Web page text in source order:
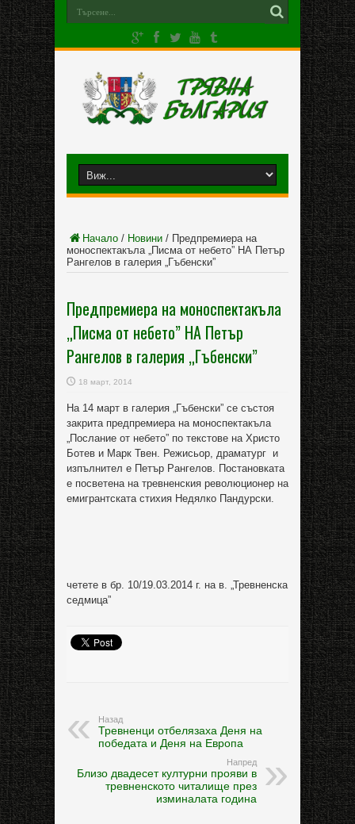
Начало / Новини / Предпремиера на
моноспектакъла „Писма от небето” НА Петър
Рангелов в галерия „Гъбенски”
Предпремиера на моноспектакъла
„Писма от небето” НА Петър
Рангелов в галерия „Гъбенски”
18 март, 2014
На 14 март в галерия „Гъбенски” се състоя
закрита предпремиера на моноспектакъла
„Послание от небето” по текстове на Христо
Ботев и Марк Твен. Режисьор, драматург и
изпълнител е Петър Рангелов. Постановката
е посветена на тревненския революционер на
емигрантската стихия Недялко Пандурски.
четете в бр. 10/19.03.2014 г. на в. „Тревненска
седмица”
Назад
Тревненци отбелязаха Деня на
победата и Деня на Европа
Напред
Близо двадесет културни прояви в
тревненското читалище през
изминалата година